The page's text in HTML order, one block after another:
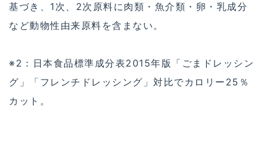
基づき、1次、2次原料に肉類・魚介類・卵・乳成分
など動物性由来原料を含まない。
※2：日本食品標準成分表2015年版「ごまドレッシン
グ」「フレンチドレッシング」対比でカロリー25％
カット。